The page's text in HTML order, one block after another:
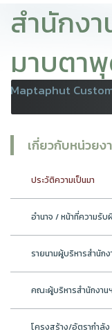
สำนักง
มาบตา
Maptaphut
เกี่ยวกับหน่วยง
ประวัติความเป็นมา
อำนาจ / หน้าที่ความรั
รายนามผู้บริหารสำนัก
คณะผู้บริหารสำนักงานฯ
โครงสร้าง/อัตรากำลัง